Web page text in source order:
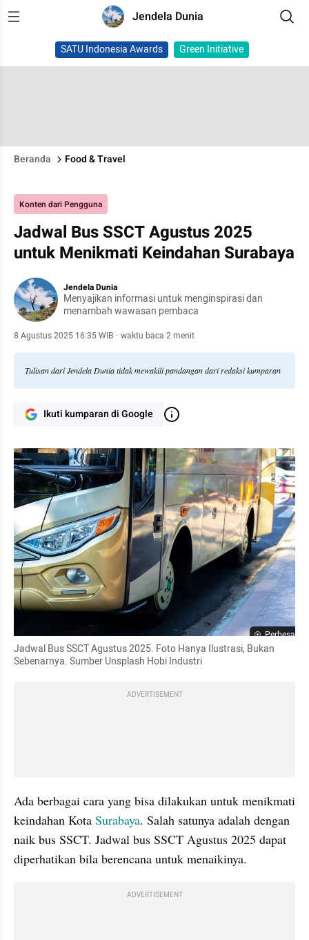
Jendela Dunia
SATU Indonesia Awards Green Initiative
Beranda Food & Travel
Konten dari Pengguna
Jadwal Bus SSCT Agustus 2025
untuk Menikmati Keindahan Surabaya
Jendela Dunia
Menyajikan informasi untuk menginspirasi dan
menambah wawasan pembaca
8 Agustus 2025 16:35 WIB · waktu baca 2 menit
Tulisan dari Jendela Dunia tidak mewakili pandangan dari redaksi kumparan
Ikuti kumparan di Google
Perbesar
Jadwal Bus SSCT Agustus 2025. Foto Hanya Ilustrasi, Bukan
Sebenarnya. Sumber Unsplash Hobi Industri
ADVERTISEMENT
Ada berbagai cara yang bisa dilakukan untuk menikmati
keindahan Kota Surabaya. Salah satunya adalah dengan
naik bus SSCT. Jadwal bus SSCT Agustus 2025 dapat
diperhatikan bila berencana untuk menaikinya.
ADVERTISEMENT